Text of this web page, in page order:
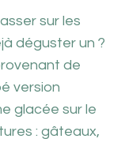
sur les
déguster un ?
de
version
glacée sur le
: gâteaux,